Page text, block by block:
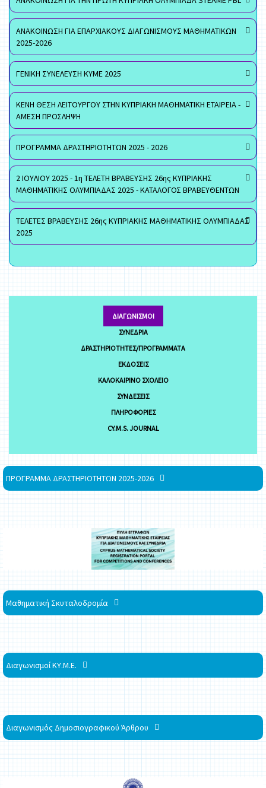
ΑΝΑΚΟΙΝΩΣΗ ΓΙΑ ΕΠΑΡΧΙΑΚΟΥΣ ΔΙΑΓΩΝΙΣΜΟΥΣ ΜΑΘΗΜΑΤΙΚΩΝ
2025-2026
ΓΕΝΙΚΗ ΣΥΝΕΛΕΥΣΗ ΚΥΜΕ 2025
ΚΕΝΗ ΘΕΣΗ ΛΕΙΤΟΥΡΓΟΥ ΣΤΗΝ ΚΥΠΡΙΑΚΗ ΜΑΘΗΜΑΤΙΚΗ ΕΤΑΙΡΕΙΑ -
ΑΜΕΣΗ ΠΡΟΣΛΗΨΗ
ΠΡΟΓΡΑΜΜΑ ΔΡΑΣΤΗΡΙΟΤΗΤΩΝ 2025 - 2026
2 ΙΟΥΛΙΟΥ 2025 - 1η ΤΕΛΕΤΗ ΒΡΑΒΕΥΣΗΣ 26ης ΚΥΠΡΙΑΚΗΣ
ΜΑΘΗΜΑΤΙΚΗΣ ΟΛΥΜΠΙΑΔΑΣ 2025 - ΚΑΤΑΛΟΓΟΣ ΒΡΑΒΕΥΘΕΝΤΩΝ
ΤΕΛΕΤΕΣ ΒΡΑΒΕΥΣΗΣ 26ης ΚΥΠΡΙΑΚΗΣ ΜΑΘΗΜΑΤΙΚΗΣ ΟΛΥΜΠΙΑΔΑΣ
2025
ΔΙΑΓΩΝΙΣΜΟΊ
ΣΥΝΈΔΡΙΑ
ΔΡΑΣΤΗΡΙΌΤΗΤΕΣ/ΠΡΟΓΡΆΜΜΑΤΑ
ΕΚΔΌΣΕΙΣ
ΚΑΛΟΚΑΙΡΙΝΌ ΣΧΟΛΕΊΟ
ΣΥΝΔΈΣΕΙΣ
ΠΛΗΡΟΦΟΡΊΕΣ
CY.M.S. JOURNAL
ΠΡΟΓΡΑΜΜΑ ΔΡΑΣΤΗΡΙΟΤΗΤΩΝ 2025-2026
Μαθηματική Σκυταλοδρομία
Διαγωνισμοί ΚΥ.Μ.Ε.
Διαγωνισμός Δημοσιογραφικού Άρθρου